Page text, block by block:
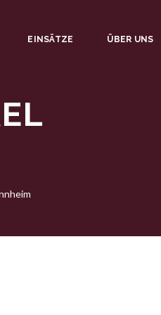
EINSÄTZE ÜBER UNS